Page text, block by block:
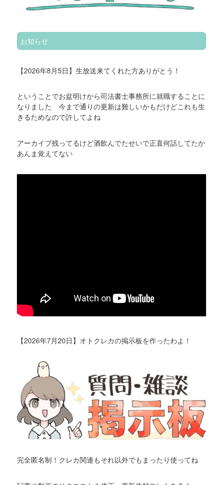
お知らせ
【2026年8月5日】生放送来てくれた方ありがとう！
ということでお盆明けから司法書士事務所に就職することに
なりました 今まで通りの更新は難しいかもだけどこれも生
きるためなので許してよね
アーカイブ残ってるけど酒飲んでたせいで正直何話してたか
あんま覚えてない
【2026年7月20日】オトクレカの掲示板を作ったわよ！
完全匿名制！クレカ関連もそれ以外でもまったり使ってね